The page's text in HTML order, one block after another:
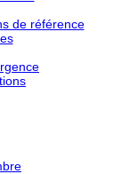
de référence